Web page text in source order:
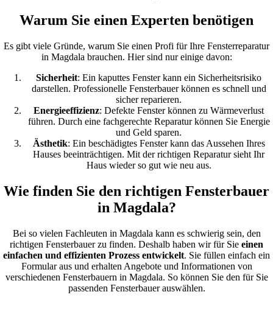
Warum Sie einen Experten benötigen
Es gibt viele Gründe, warum Sie einen Profi für Ihre Fensterreparatur
in Magdala brauchen. Hier sind nur einige davon:
Sicherheit: Ein kaputtes Fenster kann ein Sicherheitsrisiko
darstellen. Professionelle Fensterbauer können es schnell und
sicher reparieren.
Energieeffizienz: Defekte Fenster können zu Wärmeverlust
führen. Durch eine fachgerechte Reparatur können Sie Energie
und Geld sparen.
Ästhetik: Ein beschädigtes Fenster kann das Aussehen Ihres
Hauses beeinträchtigen. Mit der richtigen Reparatur sieht Ihr
Haus wieder so gut wie neu aus.
Wie finden Sie den richtigen Fensterbauer
in Magdala?
Bei so vielen Fachleuten in Magdala kann es schwierig sein, den
richtigen Fensterbauer zu finden. Deshalb haben wir für Sie einen
einfachen und effizienten Prozess entwickelt. Sie füllen einfach ein
Formular aus und erhalten Angebote und Informationen von
verschiedenen Fensterbauern in Magdala. So können Sie den für Sie
passenden Fensterbauer auswählen.